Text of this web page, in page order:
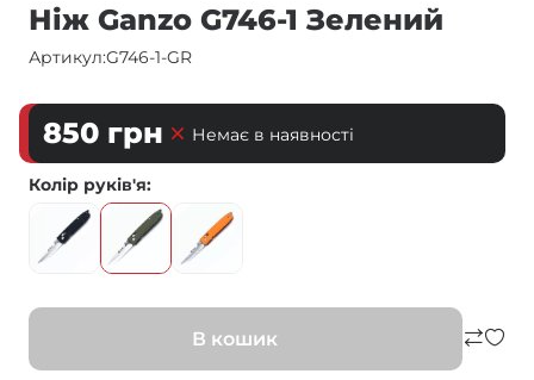
Ніж Ganzo G746-1 Зелений
Артикул:G746-1-GR
850 грн Немає в наявності
Колір руків'я
В кошик